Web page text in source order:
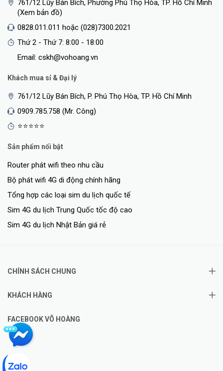
761/12 Lũy Bán Bích, Phường Phú Thọ Hòa, TP. Hồ Chí Minh
(Xem bản đồ)
0828.011.011 hoặc (028)7300.2021
Thứ 2 - Thứ 7: 8:00 - 18:00
Email: cskh@vohoang.vn
Khách mua sỉ & Đại lý
761/12 Lũy Bán Bích, P. Phú Thọ Hòa, TP. Hồ Chí Minh
0909.785.758 (Mr. Công)
⭐⭐⭐⭐⭐
Sản phẩm nổi bật
Router phát wifi theo nhu cầu
Bộ phát wifi 4G di động chính hãng
Tổng hợp các loại sim du lịch quốc tế
Sim 4G du lịch Trung Quốc tốc độ cao
Sim 4G du lịch Nhật Bản giá rẻ
CHÍNH SÁCH CHUNG
KHÁCH HÀNG
FACEBOOK VÕ HOÀNG